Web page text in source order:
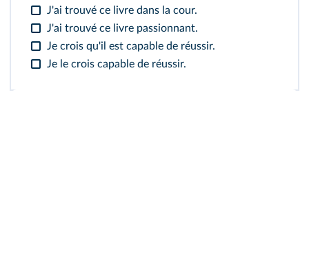
J'ai trouvé ce livre dans la cour.
J'ai trouvé ce livre passionnant.
Je crois qu'il est capable de réussir.
Je le crois capable de réussir.